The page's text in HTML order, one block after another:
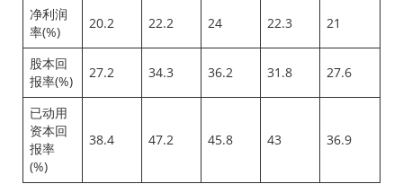
净利润
率(%)
20.2 22.2 24 22.3 21
股本回
报率(%)
27.2 34.3 36.2 31.8 27.6
已动用
资本回
报率
(%)
38.4 47.2 45.8 43 36.9